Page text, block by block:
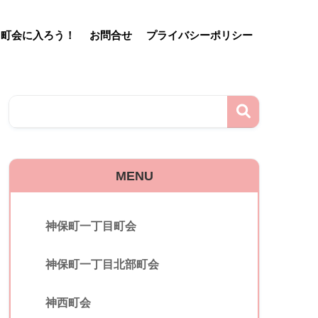
町会に入ろう！ お問合せ プライバシーポリシー
MENU
神保町一丁目町会
神保町一丁目北部町会
神西町会